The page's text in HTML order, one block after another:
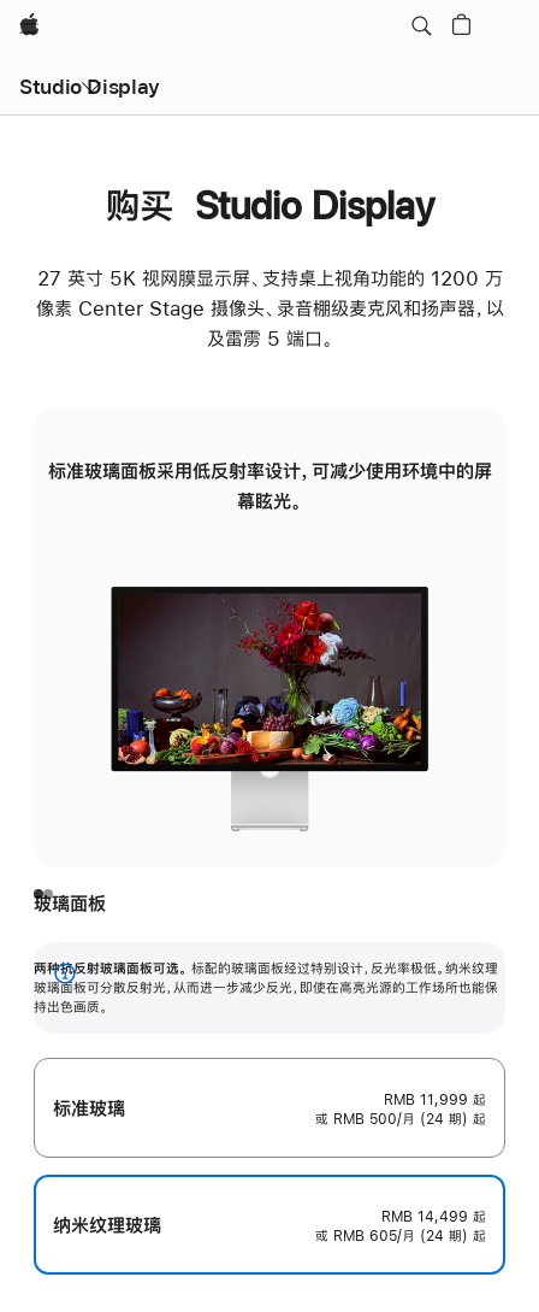
Apple
Studio Display
购买 Studio Display
27 英寸 5K 视网膜显示屏、支持桌上视角功能的 1200 万
像素 Center Stage 摄像头、录音棚级麦克风和扬声器，以
及雷雳 5 端口。
标准玻璃面板采用低反射率设计，可减少使用环境中的屏
幕眩光。
玻璃面板
两种抗反射玻璃面板可选。 标配的玻璃面板经过特别设计，反光率极低。纳米纹理
玻璃面板可分散反射光，从而进一步减少反光，即使在高亮光源的工作场所也能保
持出色画质。
展
开
标准玻璃 RMB 11,999 起
或 RMB 500/月 (24 期) 起
纳米纹理玻璃 RMB 14,499 起
或 RMB 605/月 (24 期) 起